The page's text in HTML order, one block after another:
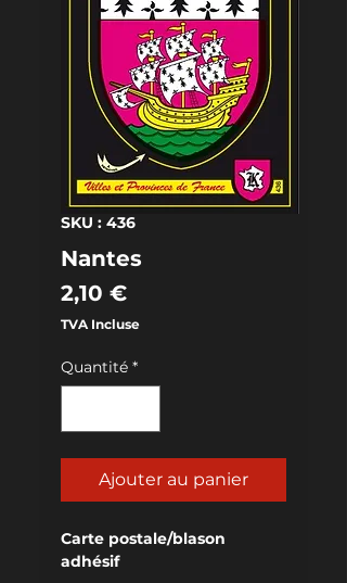
SKU : 436
Nantes
2,10 €Prix
TVA Incluse
Quantité *
Ajouter au panier
Carte postale/blason
adhésif